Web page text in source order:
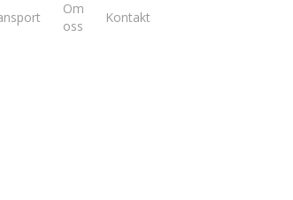
Om
oss
Kontakt